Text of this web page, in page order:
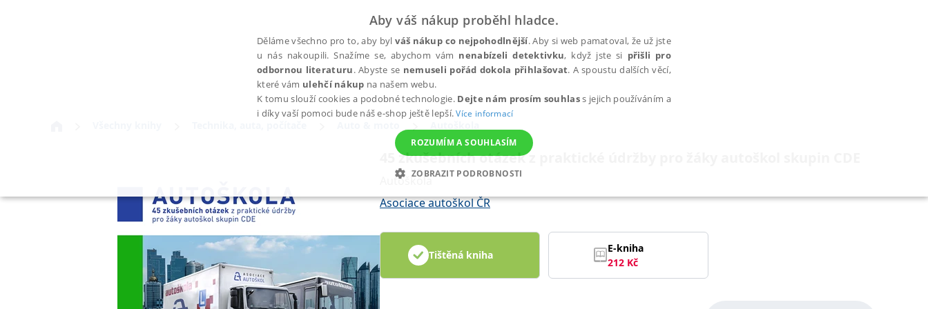
45 zkušebních otázek z praktické údržby pro žáky autoškol skupin CDE
Autoškola
Asociace autoškol ČR
Tištěná kniha
E-kniha
212 Kč
Aby váš nákup proběhl hladce.
Děláme všechno pro to, aby bylváš nákup co nejpohodlnější. Aby si web pamatoval, že už jste
u nás nakoupili. Snažíme se, abychom vám nenabízeli detektivku, když jste si přišli pro
odbornou literaturu. Abyste se nemuseli pořád dokola přihlašovat. A spoustu dalších věcí,
které vám ulehčí nákup na našem webu.
K tomu slouží cookies a podobné technologie. Dejte nám prosím souhlass jejich používáním a
i díky vaší pomoci bude náš e-shop ještě lepší.Více informací
ROZUMÍM A SOUHLASÍM
ZOBRAZIT PODROBNOSTI
NEZBYTNÉ ANALYTICKÉ MARKETINGOVÉ FUNKČNÍ NEZAŘAZENÉ SOUBORY
Nezbytné Marketingové Funkční Nezařazené soubory
Nezbytně nutné soubory cookie umožňují základní funkce webových stránek, jako je přihlášení uživatele a správa účtu. Webové stránky nelze bez nezbytně nutných souborů cookie správně používat.
Provider /